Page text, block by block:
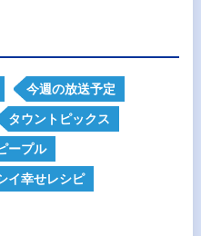
今週の放送予定
タウントピックス
ープル
イ幸せレシピ